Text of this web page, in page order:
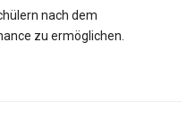
nach dem
zu ermöglichen.